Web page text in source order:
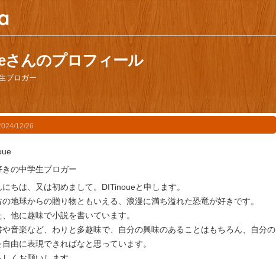
さんのプロフィール
ブロガー
12/26
きの中学生ブロガー
ちは、又は初めまして。DITinoueと申します。
地球からの贈り物ともいえる、浪漫に満ち溢れた恐竜が好きです。
他に趣味で小説を書いています。
音楽など、わりと多趣味で、自分の興味のあることはもちろん、自分の
由に表現できればなと思っています。